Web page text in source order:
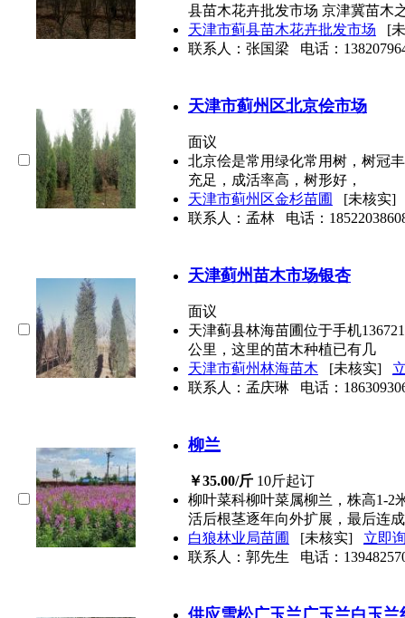
县苗木花卉批发市场 京津冀苗
天津市蓟县苗木花卉批发市场
[
联系人：张国梁
电话：
天津市蓟州区北京侩市场
面议
北京侩是常用绿化常用树，树冠
充足，成活率高，树形好，
天津市蓟州区金杉苗圃
[未核实
联系人：孟林
电话：
天津蓟州苗木市场银杏
面议
天津蓟县林海苗圃位于手机
公里，这里的苗木种植已有几
天津市蓟州林海苗木
[未核实]
联系人：孟庆琳
电话：
柳兰
￥35.00/斤 10斤起订
柳叶菜科柳叶菜属柳兰，株高1-2
活后根茎逐年向外扩展，最后连
白狼林业局苗圃
[未核实] 立即
联系人：郭先生
电话：
供应雪松广玉兰广玉兰白玉兰